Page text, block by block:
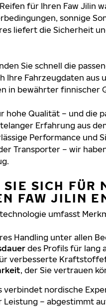
für Ihren Faw Jilin
sonnige
liefert die Sicherheit
Sie schnell die
Ihre Fahrzeugdaten aus
in bewährter finnischer
hohe Qualität – und die
Erfahrung aus
Performance und
Transporter – wir
SIE SICH FÜR
FAW JILIN
umfasst
Handling unter allen
des Profils für lang
verbesserte
, der Sie vertrauen
verbindet nordische
Leistung – abgestimmt